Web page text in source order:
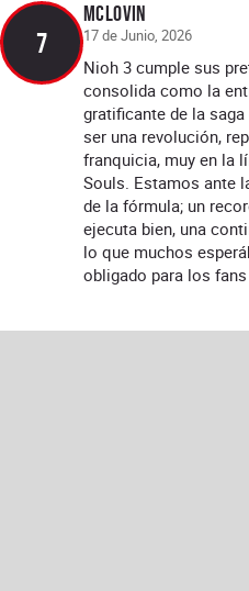
7
McLOVIN
17 de Junio, 2026
Nioh 3 cumple sus
consolida como la
gratificante de la
ser una revolución,
franquicia, muy en la
Souls. Estamos ante
de la fórmula; un
ejecuta bien, una
lo que muchos
obligado para los